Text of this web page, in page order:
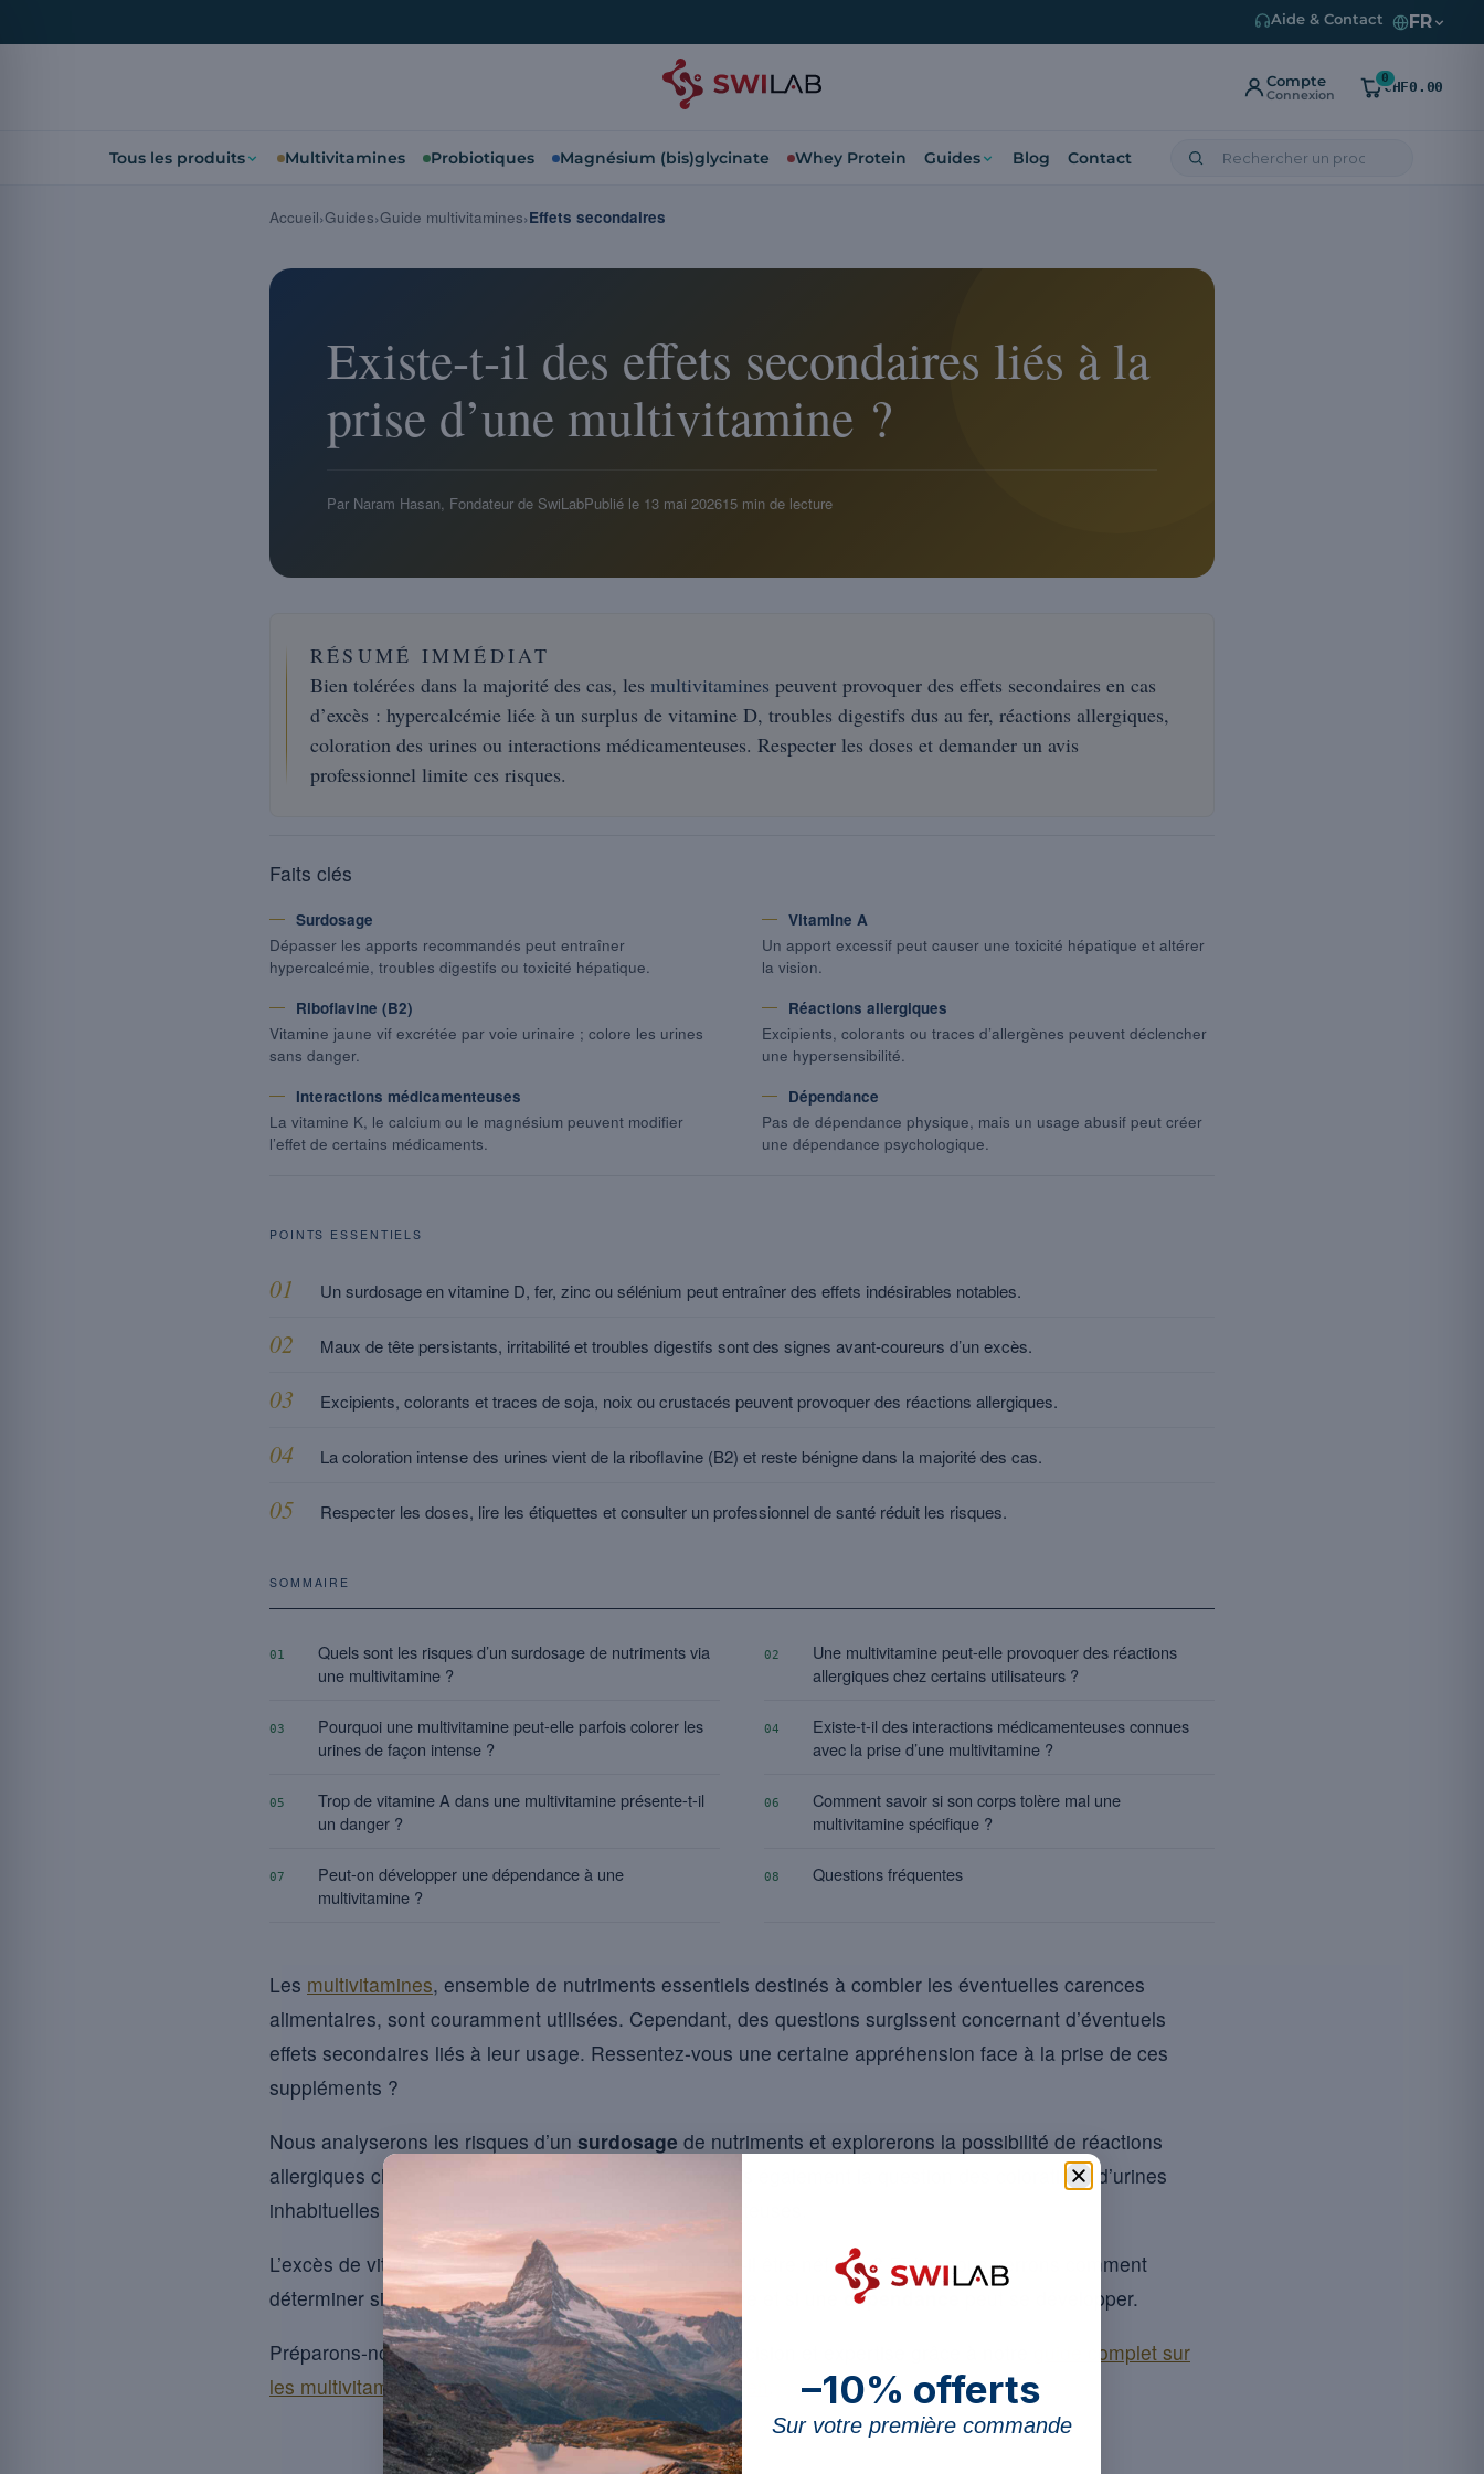
Aide & Contact FR
Compte
Connexion
0
CHF0.00
Tous les produits Multivitamines Probiotiques Magnésium (bis)glycinate Whey Protein Guides Blog Contact
Existe-t-il des effets secondaires liés à la
prise d’une multivitamine ?
Par Naram Hasan, Fondateur de SwiLabPublié le 13 mai 202615 min de lecture
RÉSUMÉ IMMÉDIAT
Bien tolérées dans la majorité des cas, les multivitamines peuvent provoquer des effets secondaires en cas
d’excès : hypercalcémie liée à un surplus de vitamine D, troubles digestifs dus au fer, réactions allergiques,
coloration des urines ou interactions médicamenteuses. Respecter les doses et demander un avis
professionnel limite ces risques.
Faits clés
Surdosage
Dépasser les apports recommandés peut entraîner
hypercalcémie, troubles digestifs ou toxicité hépatique.
Vitamine A
Un apport excessif peut causer une toxicité hépatique et altérer
la vision.
Riboflavine (B2)
Vitamine jaune vif excrétée par voie urinaire ; colore les urines
sans danger.
Réactions allergiques
Excipients, colorants ou traces d’allergènes peuvent déclencher
une hypersensibilité.
Interactions médicamenteuses
La vitamine K, le calcium ou le magnésium peuvent modifier
l’effet de certains médicaments.
Dépendance
Pas de dépendance physique, mais un usage abusif peut créer
une dépendance psychologique.
POINTS ESSENTIELS
Un surdosage en vitamine D, fer, zinc ou sélénium peut entraîner des effets indésirables notables.
Maux de tête persistants, irritabilité et troubles digestifs sont des signes avant-coureurs d’un excès.
Excipients, colorants et traces de soja, noix ou crustacés peuvent provoquer des réactions allergiques.
La coloration intense des urines vient de la riboflavine (B2) et reste bénigne dans la majorité des cas.
Respecter les doses, lire les étiquettes et consulter un professionnel de santé réduit les risques.
SOMMAIRE
01
Quels sont les risques d’un surdosage de nutriments via
une multivitamine ?
02
Une multivitamine peut-elle provoquer des réactions
allergiques chez certains utilisateurs ?
03
Pourquoi une multivitamine peut-elle parfois colorer les
urines de façon intense ?
04
Existe-t-il des interactions médicamenteuses connues
avec la prise d’une multivitamine ?
05
Trop de vitamine A dans une multivitamine présente-t-il
un danger ?
06
Comment savoir si son corps tolère mal une
multivitamine spécifique ?
07
Peut-on développer une dépendance à une
multivitamine ?
08 Questions fréquentes
Les multivitamines, ensemble de nutriments essentiels destinés à combler les éventuelles carences
alimentaires, sont couramment utilisées. Cependant, des questions surgissent concernant d’éventuels
effets secondaires liés à leur usage. Ressentez-vous une certaine appréhension face à la prise de ces
suppléments ?
Nous analyserons les risques d’un surdosage de nutriments et explorerons la possibilité de réactions
allergiques chez certains utilisateurs. Nous aborderons également la question des colorations d’urines
inhabituelles et des possibles interactions médicamenteuses.
L’excès de vitamine A dans une multivitamine pourrait-il être néfaste ? Enfin, nous verrons comment
déterminer si votre corps réagit mal à une multivitamine et si une
dépendance
peut se développer.
Préparons-nous à éclaircir ces interrogations avec précision et expertise grâce à notre
guide complet sur
les multivitamines pour booster votre vitalité au quotidien
Accueil Guides Guide multivitamines Effets secondaires
–10% offerts
Sur votre première commande